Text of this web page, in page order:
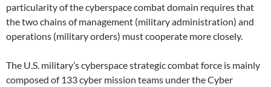
particularity of the cyberspace combat domain requires that
the two chains of management (military administration) and
operations (military orders) must cooperate more closely.
The U.S. military’s cyberspace strategic combat force is mainly
composed of 133 cyber mission teams under the Cyber